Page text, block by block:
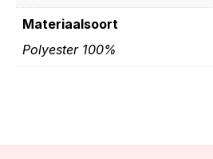
Materiaalsoort
Polyester 100%